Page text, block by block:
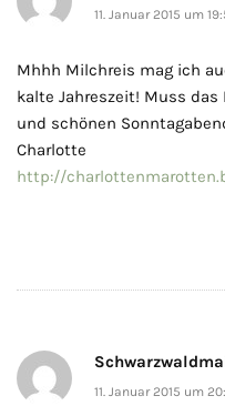
11. Januar 2015 um
Mhhh Milchreis mag ich
kalte Jahreszeit! Muss das
und schönen
Charlotte
http://
11. Januar 2015 um